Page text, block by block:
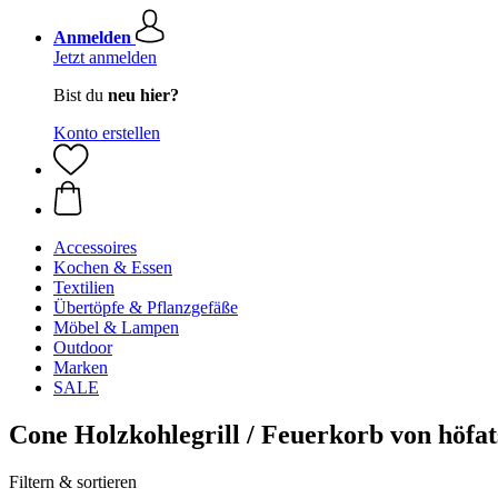
Anmelden
Jetzt anmelden
Bist du neu hier?
Konto erstellen
Accessoires
Kochen & Essen
Textilien
Übertöpfe & Pflanzgefäße
Möbel & Lampen
Outdoor
Marken
SALE
Cone Holzkohlegrill / Feuerkorb von
Filtern & sortieren